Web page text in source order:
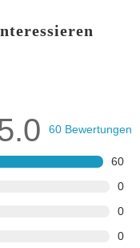
60
0
0
0
60 Bewertungen